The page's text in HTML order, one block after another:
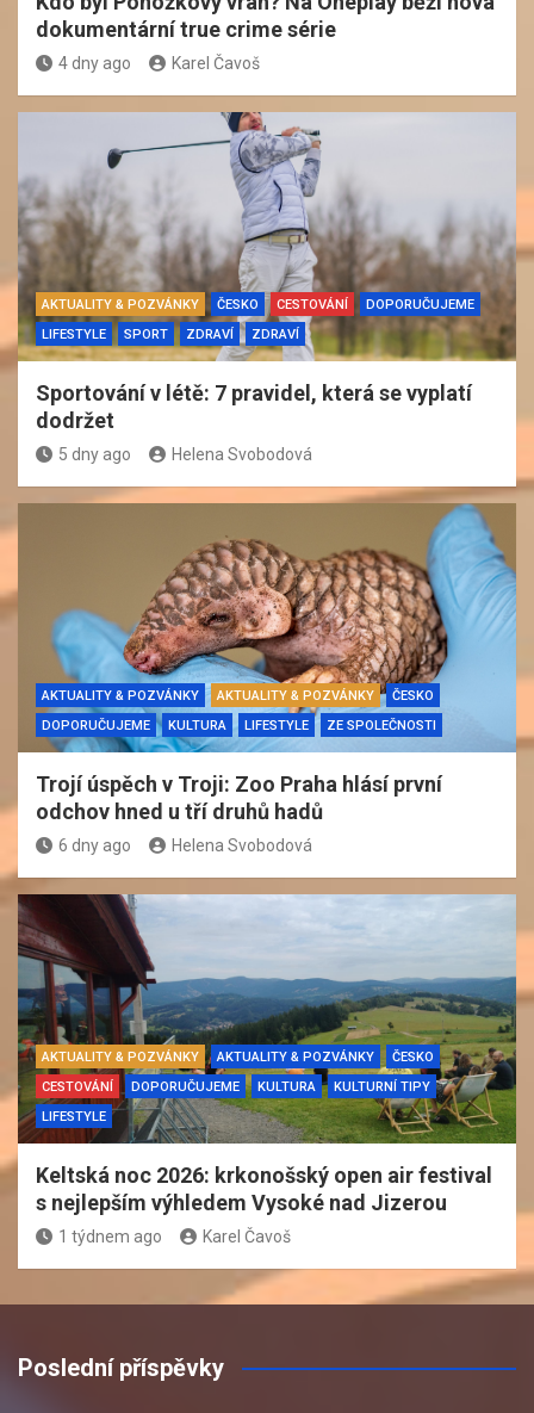
dokumentární true crime série
4 dny ago Karel Čavoš
AKTUALITY & POZVÁNKY ČESKO CESTOVÁNÍ
DOPORUČUJEME
LIFESTYLE
SPORT ZDRAVÍ ZDRAVÍ
Sportování v létě: 7 pravidel, která se vyplatí
dodržet
5 dny ago Helena Svobodová
AKTUALITY & POZVÁNKY AKTUALITY & POZVÁNKY
ČESKO
DOPORUČUJEME
KULTURA LIFESTYLE ZE SPOLEČNOSTI
Trojí úspěch v Troji: Zoo Praha hlásí první
odchov hned u tří druhů hadů
6 dny ago Helena Svobodová
AKTUALITY & POZVÁNKY AKTUALITY & POZVÁNKY
ČESKO
CESTOVÁNÍ
DOPORUČUJEME KULTURA
KULTURNÍ TIPY
LIFESTYLE
Keltská noc 2026: krkonošský open air festival
s nejlepším výhledem Vysoké nad Jizerou
1 týdnem ago Karel Čavoš
Poslední příspěvky